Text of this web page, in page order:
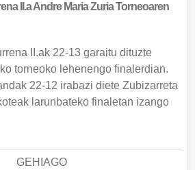
II.a Andre Maria Zuria Torneoaren
II.ak 22-13 garaitu dituzte
torneoko lehenengo finalerdian.
22-12 irabazi diete Zubizarreta
larunbateko finaletan izango
GEHIAGO